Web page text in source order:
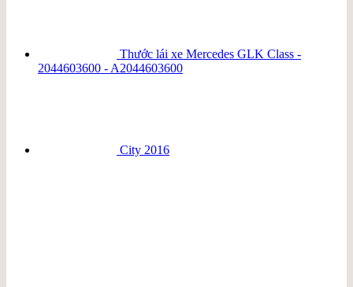
Thước lái xe Mercedes GLK Class -
2044603600 - A2044603600
City 2016